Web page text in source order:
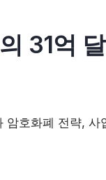
31억
암호화폐 전략, 사